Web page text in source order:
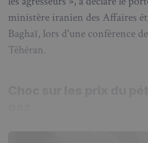
ministère iranien des Affaires
Baghaï, lors d'une conférence
Téhéran.